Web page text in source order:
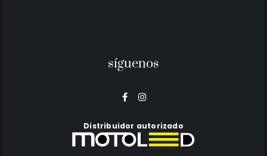
síguenos
Distribuidor autorizado